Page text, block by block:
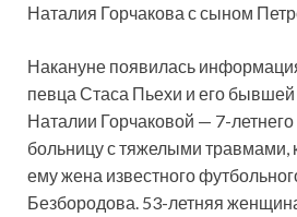
Наталия Горчакова с сыном
Накануне появилась
певца Стаса Пьехи и его
Наталии Горчаковой — 7-
больницу с тяжелыми травмами,
ему жена известного
Безбородова. 53-летняя